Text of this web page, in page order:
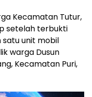
Kecamatan Tutur,
setelah terbukti
unit mobil
warga Dusun
Kecamatan Puri,